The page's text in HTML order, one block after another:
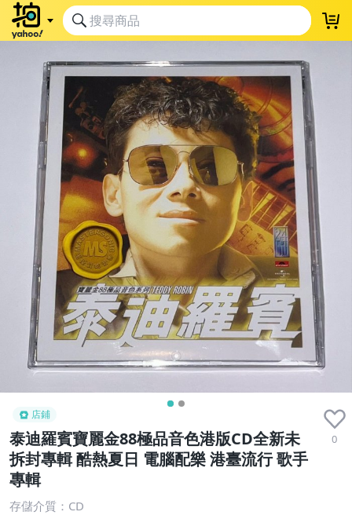
店鋪
泰迪羅賓寶麗金88極品音色港版CD全新未
拆封專輯 酷熱夏日 電腦配樂 港臺流行 歌手
專輯
0
存儲介質：CD